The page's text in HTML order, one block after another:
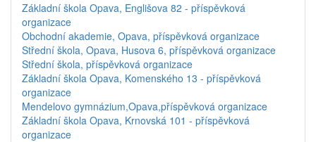
Základní škola Opava, Englišova 82 - příspěvková
organizace
Obchodní akademie, Opava, příspěvková organizace
Střední škola, Opava, Husova 6, příspěvková organizace
Střední škola, příspěvková organizace
Základní škola Opava, Komenského 13 - příspěvková
organizace
Mendelovo gymnázium,Opava,příspěvková organizace
Základní škola Opava, Krnovská 101 - příspěvková
organizace